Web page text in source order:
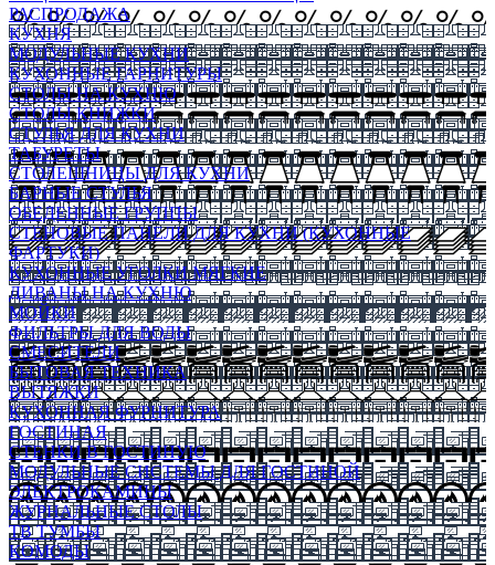
РАСПРОДАЖА
КУХНЯ
МОДУЛЬНЫЕ КУХНИ
КУХОННЫЕ ГАРНИТУРЫ
СТОЛЫ НА КУХНЮ
СТОЛЫ КНИЖКИ
СТУЛЬЯ ДЛЯ КУХНИ
ТАБУРЕТЫ
СТОЛЕШНИЦЫ ДЛЯ КУХНИ
БАРНЫЕ СТУЛЬЯ
ОБЕДЕННЫЕ ГРУППЫ
СТЕНОВЫЕ ПАНЕЛИ ДЛЯ КУХНИ (КУХОННЫЕ
ФАРТУКИ)
КУХОННЫЕ УГОЛКИ МЯГКИЕ
ДИВАНЫ НА КУХНЮ
МОЙКИ
ФИЛЬТРЫ ДЛЯ ВОДЫ
СМЕСИТЕЛИ
БЫТОВАЯ ТЕХНИКА
ВЫТЯЖКИ
КУХОННАЯ ФУРНИТУРА
ГОСТИНАЯ
СТЕНКИ В ГОСТИНУЮ
МОДУЛЬНЫЕ СИСТЕМЫ ДЛЯ ГОСТИНОЙ
ЭЛЕКТРОКАМИНЫ
ЖУРНАЛЬНЫЕ СТОЛЫ
ТВ ТУМБЫ
КОМОДЫ